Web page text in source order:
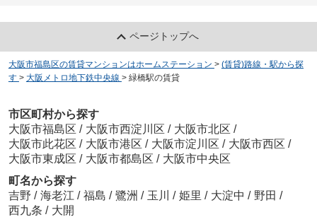
ページトップへ
大阪市福島区の賃貸マンションはホームステーション > (賃貸)路線・駅から探
す > 大阪メトロ地下鉄中央線 > 緑橋駅の賃貸
市区町村から探す
大阪市福島区 / 大阪市西淀川区 / 大阪市北区 /
大阪市此花区 / 大阪市港区 / 大阪市淀川区 / 大阪市西区 /
大阪市東成区 / 大阪市都島区 / 大阪市中央区
町名から探す
吉野 / 海老江 / 福島 / 鷺洲 / 玉川 / 姫里 / 大淀中 / 野田 /
西九条 / 大開